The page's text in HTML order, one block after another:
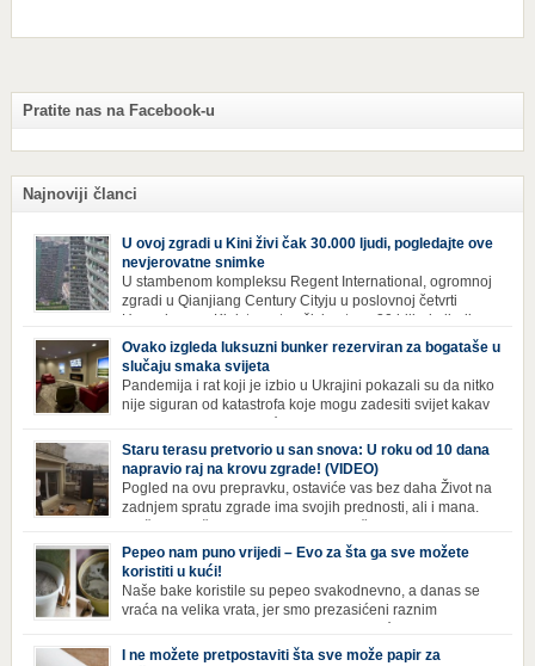
Pratite nas na Facebook-u
Najnoviji članci
U ovoj zgradi u Kini živi čak 30.000 ljudi, pogledajte ove
nevjerovatne snimke
U stambenom kompleksu Regent International, ogromnoj
zgradi u Qianjiang Century Cityju u poslovnoj četvrti
Hangzhoua u Kini, trenutno živi gotovo 30 hiljada ljudi,
koji nikad ne moraju izaći iz njega. Naime, s obzirom na to da unutar
zgrade mogu pronaći sve potrepštine koje im zatrebaju, stanari ovog
kompleksa zapravo nemaju potrebe izlaziti izvan njega ako […]
Ovako izgleda luksuzni bunker rezerviran za bogataše u
slučaju smaka svijeta
Pandemija i rat koji je izbio u Ukrajini pokazali su da nitko
nije siguran od katastrofa koje mogu zadesiti svijet kakav
poznajemo. I dok se većina ljudi nada da situacija u
svijetu neće postati još gora te da su prijetnje nuklearnim oružjem
isprazne, ima i onih koji se spremaju za najgori scenariji. Naime,
Survival Condo […]
Staru terasu pretvorio u san snova: U roku od 10 dana
napravio raj na krovu zgrade! (VIDEO)
Pogled na ovu prepravku, ostaviće vas bez daha Život na
zadnjem spratu zgrade ima svojih prednosti, ali i mana.
Izloženost kiši, suncu, vetru i snijegu čini da se materijali
brže troše, a terasa poprimi ruiniran izgled. Ovaj muškarac je promijenio
sve, kada je renovirao terasu i sebi stvorio zaista rajski kutak. Uživajte i
vi u […]
Pepeo nam puno vrijedi – Evo za šta ga sve možete
koristiti u kući!
Naše bake koristile su pepeo svakodnevno, a danas se
vraća na velika vrata, jer smo prezasićeni raznim
Izbjeljivač bez premca Čak i kada se pere najboljim deterdžentima, uz
I ne možete pretpostaviti šta sve može papir za